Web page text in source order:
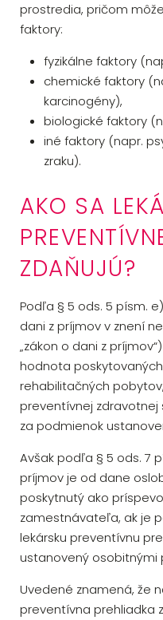
prostredia, pričom
faktory:
fyzikálne faktory
chemické faktory
karcinogény),
biologické faktory
iné faktory (napr.
zraku).
AKO SA
ZDAŇUJÚ?
Podľa § 5 ods. 5 písm.
dani z príjmov v znení
„zákon o dani z
hodnota
rehabilitačných
preventívnej
za podmienok
Avšak podľa § 5 ods. 7
príjmov je od dane
poskytnutý ako
zamestnávateľa, ak je
lekársku preventívnu
ustanovený osobitnými
Uvedené znamená, že
preventívna prehliadka